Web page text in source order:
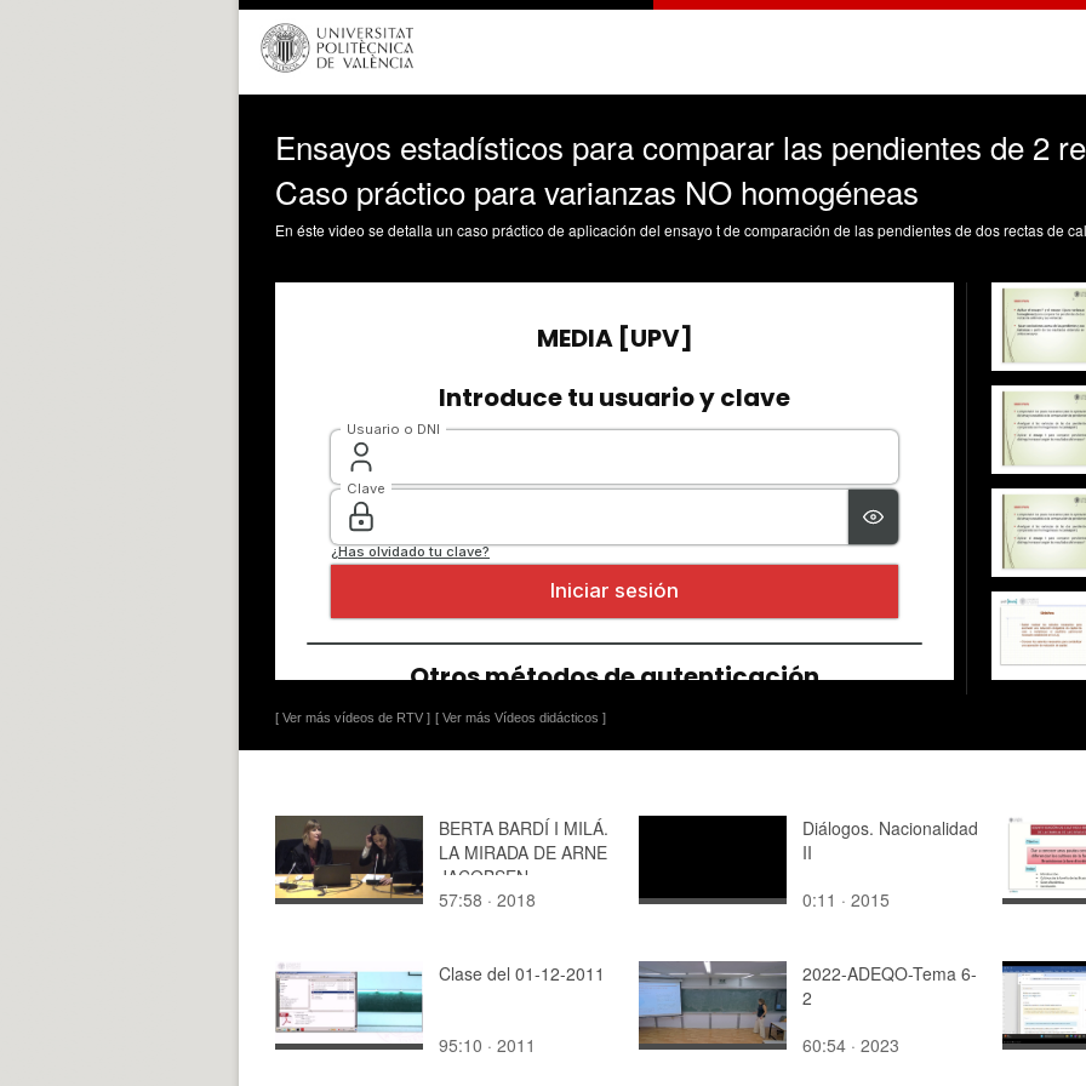
Ensayos estadísticos para comparar las pendientes de 2
Caso práctico para varianzas NO homogéneas
[ Ver más vídeos de RTV ] [ Ver más Vídeos didácticos ]
BERTA BARDÍ I MILÁ.
LA MIRADA DE ARNE
JACOBSEN.
57:58 · 2018
Diálogos. Nacionalidad
II
0:11 · 2015
Clase del 01-12-2011
95:10 · 2011
2022-ADEQO-Tema 6-
2
60:54 · 2023